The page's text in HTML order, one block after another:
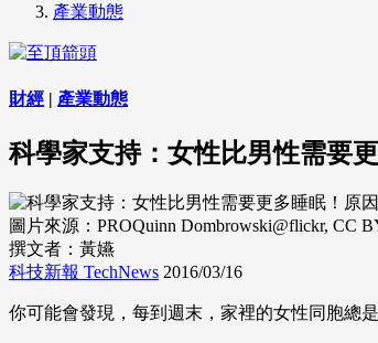
產業動態
財經 | 產業動態
科學家支持：女性比男性需要
圖片來源：PROQuinn Dombrowski@flickr, CC
撰文者：黃嬿
科技新報 TechNews 2016/03/16
你可能會發現，每到週末，家裡的女性同胞總